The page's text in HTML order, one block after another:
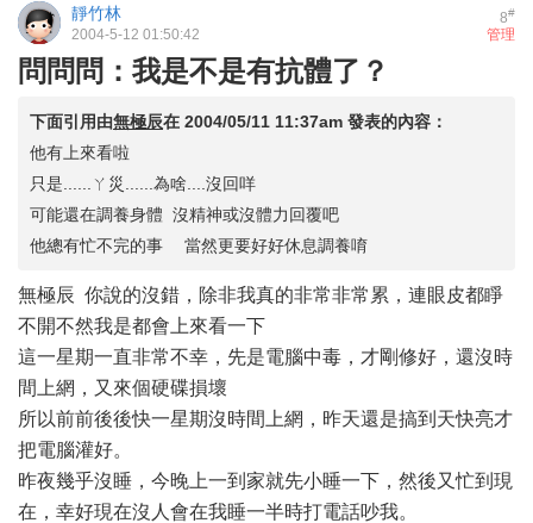
8#
靜竹林
管理
2004-5-12 01:50:42
問問問：我是不是有抗體了？
下面引用由無極辰在 2004/05/11 11:37am 發表的內容：
他有上來看啦
只是......ㄚ災......為啥....沒回咩
可能還在調養身體 沒精神或沒體力回覆吧
他總有忙不完的事 當然更要好好休息調養唷
無極辰 你說的沒錯，除非我真的非常非常累，連眼皮都睜
不開不然我是都會上來看一下
這一星期一直非常不幸，先是電腦中毒，才剛修好，還沒時
間上網，又來個硬碟損壞
所以前前後後快一星期沒時間上網，昨天還是搞到天快亮才
把電腦灌好。
昨夜幾乎沒睡，今晚上一到家就先小睡一下，然後又忙到現
在，幸好現在沒人會在我睡一半時打電話吵我。